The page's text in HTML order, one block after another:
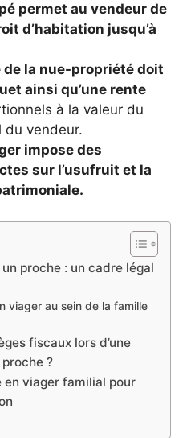
permet au vendeur de
d’habitation jusqu’à
de la nue-propriété doit
ainsi qu’une rente
à la valeur du
du vendeur.
impose des
sur l’usufruit et la
proche : un cadre légal
viager au sein de la famille
fiscaux lors d’une
?
viager familial pour